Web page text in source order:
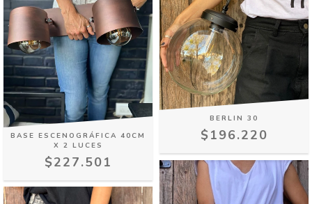
BASE ESCENOGRÁFICA 40CM
X 2 LUCES
$227.501
BERLIN 30
$196.220